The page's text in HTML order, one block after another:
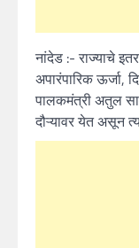
नांदेड :- राज्याचे
अपारंपारिक ऊर्जा,
पालकमंत्री अतुल
दौऱ्यावर येत असून